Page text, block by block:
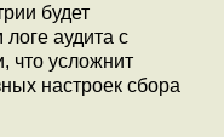
будет
аудита с
что усложнит
настроек сбора